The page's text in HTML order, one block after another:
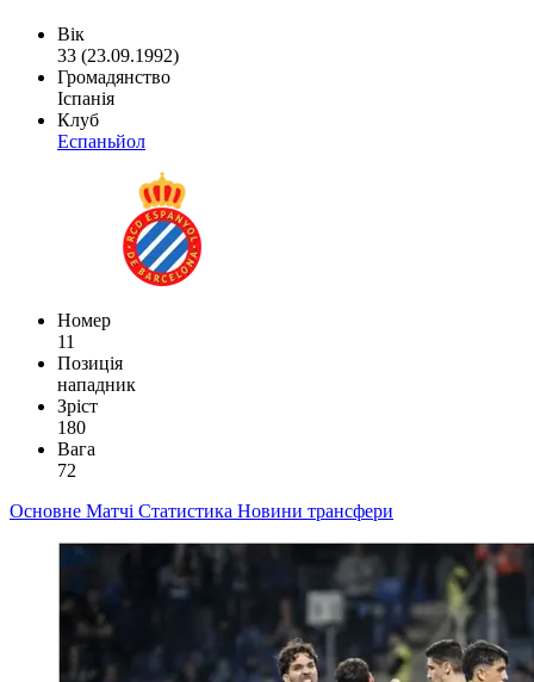
Вік
33 (23.09.1992)
Громадянство
Іспанія
Клуб
Еспаньйол
Номер
11
Позиція
нападник
Зріст
180
Вага
72
Основне Матчі Статистика Новини трансфери